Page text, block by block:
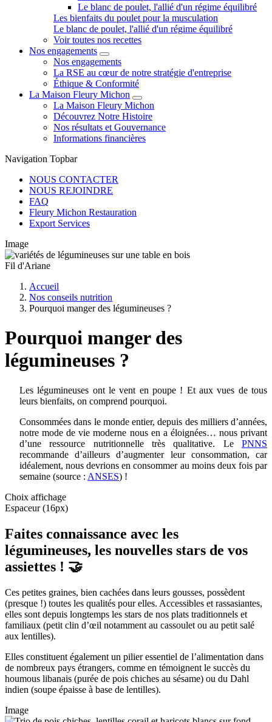
Le blanc de poulet, l'allié d'un régime équilibré
Les bienfaits du poulet pour la musculation
Le blanc de poulet, l'allié d'un régime équilibré
Voir toutes nos recettes
Nos engagements
Nos engagements
La RSE au cœur de notre stratégie d'entreprise
Éthique & Conformité
La Maison Fleury Michon
La Maison Fleury Michon
Découvrez Notre Histoire
Nos résultats et Gouvernance
Informations financières
Navigation Topbar
NOUS CONTACTER
NOUS REJOINDRE
FAQ
Fleury Michon Restauration
Export Services
Image
Fil d'Ariane
Accueil
Nos conseils nutrition
Pourquoi manger des légumineuses ?
Pourquoi manger des
légumineuses ?
Les légumineuses ont le vent en poupe ! Et aux vues de tous
leurs bienfaits, on comprend pourquoi.
Consommées dans le monde entier, depuis des milliers d’années,
notre mode de vie moderne nous en a éloignées… nous privant
d’une ressource nutritionnelle très qualitative. Le PNNS
recommande d’ailleurs d’augmenter leur consommation, car
idéalement, nous devrions en consommer au moins deux fois par
semaine (source : ANSES) !
Choix affichage
Espaceur (16px)
Faites connaissance avec les
légumineuses, les nouvelles stars de vos
assiettes ! 🤝
Ces petites graines, bien cachées dans leurs gousses, possèdent
(presque !) toutes les qualités pour elles. Accessibles et rassasiantes,
elles sont depuis longtemps les stars de nos plats traditionnels et
familiaux (petit clin d’œil notamment au cassoulet ou au petit salé
aux lentilles).
Elles constituent également un pilier essentiel de l’alimentation dans
de nombreux pays étrangers, comme en témoignent le succès du
houmous libanais (purée de pois chiches au sésame) ou du Dahl
indien (soupe épaisse à base de lentilles).
Image